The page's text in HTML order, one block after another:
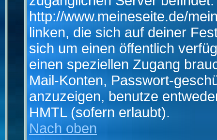
http://www.meineseite.de/
linken, die sich auf deiner
sich um einen öffentlich
einen speziellen Zugang
Mail-Konten, Passwort-
anzuzeigen, benutze
HMTL (sofern erlaubt).
Nach oben